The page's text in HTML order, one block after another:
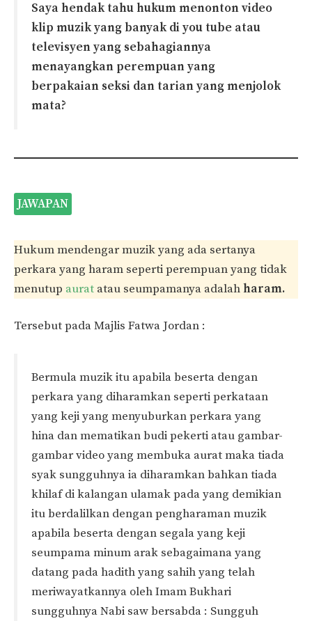
Saya hendak tahu hukum menonton video
klip muzik yang banyak di you tube atau
televisyen yang sebahagiannya
menayangkan perempuan yang
berpakaian seksi dan tarian yang menjolok
mata?
JAWAPAN
Hukum mendengar muzik yang ada sertanya
perkara yang haram seperti perempuan yang tidak
menutup aurat atau seumpamanya adalahharam.
Tersebut pada Majlis Fatwa Jordan :
Bermula muzik itu apabila beserta dengan
perkara yang diharamkan seperti perkataan
yang keji yang menyuburkan perkara yang
hina dan mematikan budi pekerti atau gambar-
gambar video yang membuka aurat maka tiada
syak sungguhnya ia diharamkan bahkan tiada
khilaf di kalangan ulamak pada yang demikian
itu berdalilkan dengan pengharaman muzik
apabila beserta dengan segala yang keji
seumpama minum arak sebagaimana yang
datang pada hadith yang sahih yang telah
meriwayatkannya oleh Imam Bukhari
sungguhnya Nabi saw bersabda : Sungguh